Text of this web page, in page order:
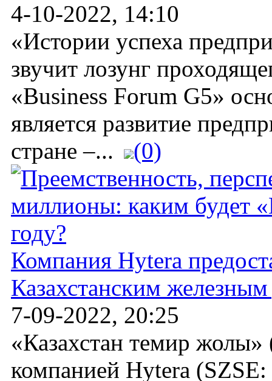
4-10-2022, 14:10
«Истории успеха
звучит лозунг
«Business Forum G5»
является развитие
стране –...
(0)
Компания Hytera
Казахстанским
7-09-2022, 20:25
«Казахстан темир
компанией Hytera